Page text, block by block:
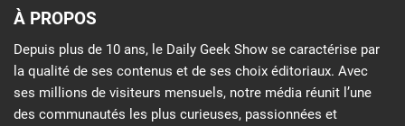
À PROPOS
Depuis plus de 10 ans, le Daily Geek Show se caractérise par
la qualité de ses contenus et de ses choix éditoriaux. Avec
ses millions de visiteurs mensuels, notre média réunit l’une
des communautés les plus curieuses, passionnées et